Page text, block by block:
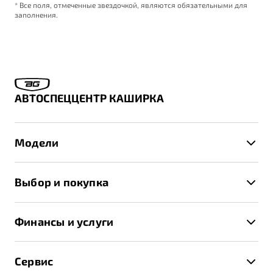
* Все поля, отмеченные звездочкой, являются обязательными для
заполнения.
АВТОСПЕЦЦЕНТР КАШИРКА
Модели
X70
Выбор и покупка
Спецпредложения и Акции
Записаться на тест-драйв
Финансы и услуги
Трейд-ин
Сервис